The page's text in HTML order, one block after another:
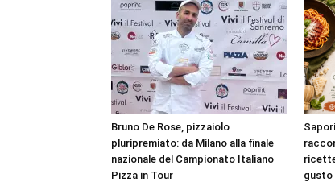
Bruno De Rose, pizzaiolo
pluripremiato: da Milano alla finale
nazionale del Campionato Italiano
Pizza in Tour
gusto